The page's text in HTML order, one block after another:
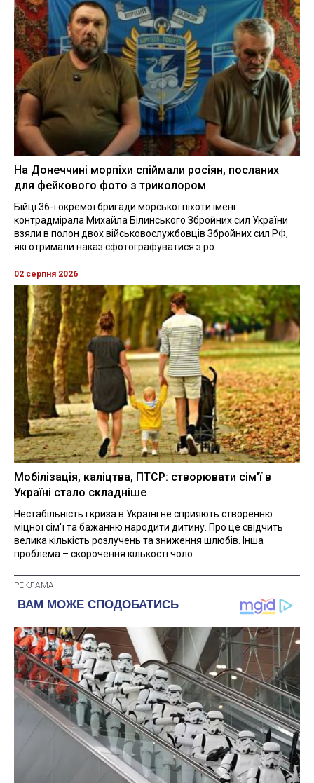
На Донеччині морпіхи спіймали росіян, посланих
для фейкового фото з триколором
Бійці 36-ї окремої бригади морської піхоти імені
контрадмірала Михайла Білинського Збройних сил України
взяли в полон двох військовослужбовців Збройних сил РФ,
які отримали наказ сфотографуватися з ро...
02 серпня 2026
Мобілізація, каліцтва, ПТСР: створювати сім'ї в
Україні стало складніше
Нестабільність і криза в Україні не сприяють створенню
міцної сім'ї та бажанню народити дитину. Про це свідчить
велика кількість розлучень та зниження шлюбів. Інша
проблема – скорочення кількості чоло...